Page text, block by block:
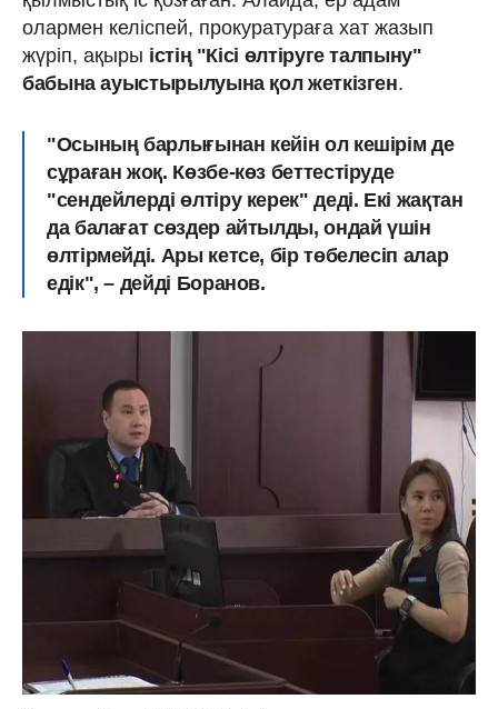
олармен келіспей, прокуратураға хат жазып
жүріп, ақыры істің "Кісі өлтіруге талпыну"
бабына ауыстырылуына қол жеткізген.
"Осының барлығынан кейін ол кешірім де
сұраған жоқ. Көзбе-көз беттестіруде
"сендейлерді өлтіру керек" деді. Екі жақтан
да балағат сөздер айтылды, ондай үшін
өлтірмейді. Ары кетсе, бір төбелесіп алар
едік", – дейді Боранов.